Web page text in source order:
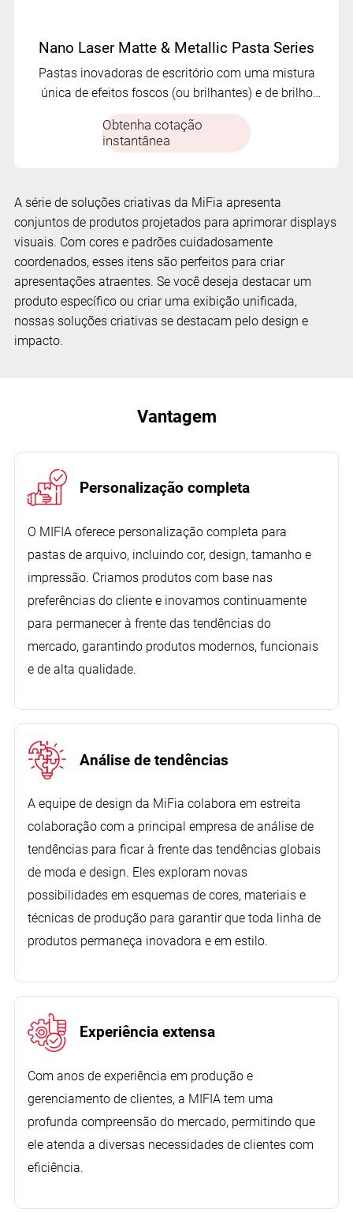
Nano Laser Matte & Metallic Pasta Series
Pastas inovadoras de escritório com uma mistura
única de efeitos foscos (ou brilhantes) e de brilho
Obtenha cotação
instantânea
A série de soluções criativas da MiFia apresenta
conjuntos de produtos projetados para aprimorar displays
visuais. Com cores e padrões cuidadosamente
coordenados, esses itens são perfeitos para criar
apresentações atraentes. Se você deseja destacar um
produto específico ou criar uma exibição unificada,
nossas soluções criativas se destacam pelo design e
impacto.
Vantagem
Personalização completa
O MIFIA oferece personalização completa para
pastas de arquivo, incluindo cor, design, tamanho e
impressão. Criamos produtos com base nas
preferências do cliente e inovamos continuamente
para permanecer à frente das tendências do
mercado, garantindo produtos modernos, funcionais
e de alta qualidade.
Análise de tendências
A equipe de design da MiFia colabora em estreita
colaboração com a principal empresa de análise de
tendências para ficar à frente das tendências globais
de moda e design. Eles exploram novas
possibilidades em esquemas de cores, materiais e
técnicas de produção para garantir que toda linha de
produtos permaneça inovadora e em estilo.
Experiência extensa
Com anos de experiência em produção e
gerenciamento de clientes, a MIFIA tem uma
profunda compreensão do mercado, permitindo que
ele atenda a diversas necessidades de clientes com
eficiência.